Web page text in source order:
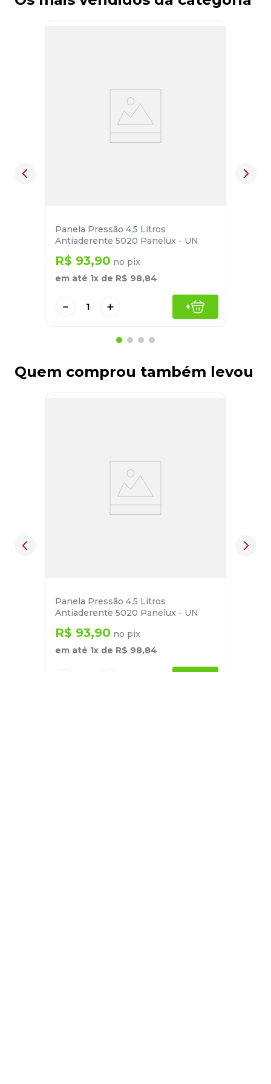
Panela Pressão 4,5 Litros
Antiaderente 5020 Panelux - UN
R$ 93,90 no pix
em até 1x de R$ 98,84
＋
－ +
Quem comprou também levou
Panela Pressão 4,5 Litros
Antiaderente 5020 Panelux - UN
R$ 93,90 no pix
em até 1x de R$ 98,84